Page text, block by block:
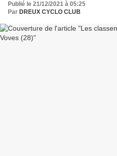
Publié le 21/12/2021 à 05:25
Par DREUX CYCLO CLUB